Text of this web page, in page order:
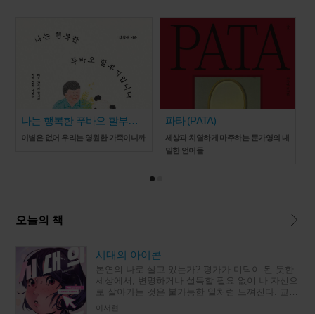
나는 행복한 푸바오 할부지
입니다
이별은 없어 우리는 영원한 가족이니까
파타 (PATA)
세상과 치열하게 마주하는 문가영의 내
밀한 언어들
오늘의 책
시대의 아이콘
본연의 나로 살고 있는가? 평가가 미덕이 된 듯한
세상에서, 변명하거나 설득할 필요 없이 나 자신으
로 살아가는 것은 불가능한 일처럼 느껴진다. 교보
문고 스토리공모전, 림 문학상을 수상한 이서현의
이서현